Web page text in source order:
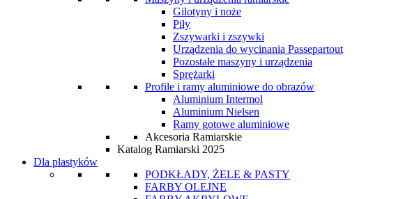
Gilotyny i noże
Piły
Zszywarki i zszywki
Urządzenia do wycinania Passepartout
Pozostałe maszyny i urządzenia
Sprężarki
Profile i ramy aluminiowe do obrazów
Aluminium Intermol
Aluminium Nielsen
Ramy gotowe aluminiowe
Akcesoria Ramiarskie
Katalog Ramiarski 2025
Dla plastyków
PODKŁADY, ŻELE & PASTY
FARBY OLEJNE